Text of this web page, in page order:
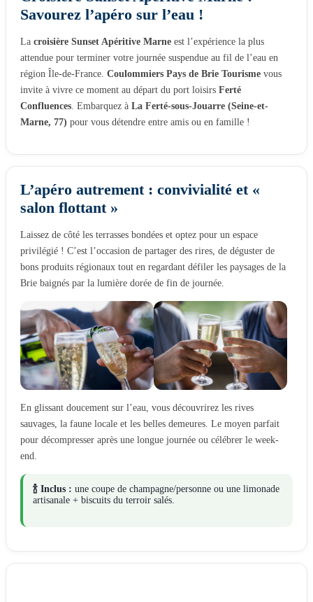
Savourez l’apéro sur l’eau !
La croisière Sunset Apéritive Marne est l’expérience la plus
attendue pour terminer votre journée suspendue au fil de l’eau en
région Île-de-France. Coulommiers Pays de Brie Tourisme vous
invite à vivre ce moment au départ du port loisirs Ferté
Confluences . Embarquez à La Ferté-sous-Jouarre (Seine-et-
Marne, 77) pour vous détendre entre amis ou en famille !
L’apéro autrement : convivialité et «
salon flottant »
Laissez de côté les terrasses bondées et optez pour un espace
privilégié ! C’est l’occasion de partager des rires, de déguster de
bons produits régionaux tout en regardant défiler les paysages de la
Brie baignés par la lumière dorée de fin de journée.
En glissant doucement sur l’eau, vous découvrirez les rives
sauvages, la faune locale et les belles demeures. Le moyen parfait
pour décompresser après une longue journée ou célébrer le week-
end.
🍾️ Inclus : une coupe de champagne/personne ou une limonade
artisanale + biscuits du terroir salés.